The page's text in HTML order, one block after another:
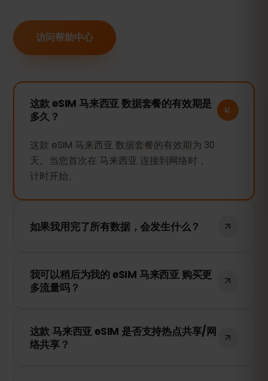
访问帮助中心
这款 eSIM 马来西亚 数据套餐的有效期是
多久？
这款 eSIM 马来西亚 数据套餐的有效期为 30
天。当您首次在 马来西亚 连接到网络时，
计时开始。
如果我用完了所有数据，会发生什么？
停。您可以随时在 eSIMFOX 账户中充值，
以继续使用移动数据。
我可以稍后为我的 eSIM 马来西亚 购买更
多流量吗？
安装。只需登录您的账户，选择所需的流量
即可。
这款 马来西亚 eSIM 是否支持热点共享/网
络共享？